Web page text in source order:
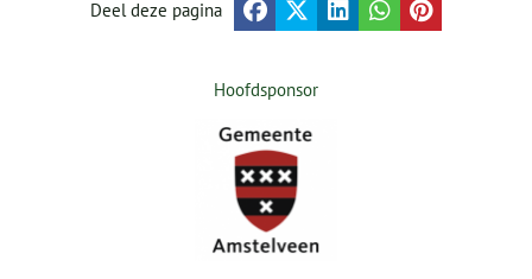
Deel deze pagina
Hoofdsponsor